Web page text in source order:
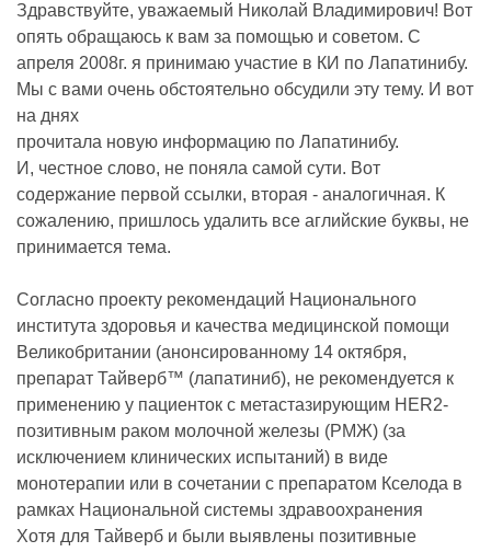
Здравствуйте, уважаемый Николай Владимирович! Вот
опять обращаюсь к вам за помощью и советом. С
апреля 2008г. я принимаю участие в КИ по Лапатинибу.
Мы с вами очень обстоятельно обсудили эту тему. И вот
на днях
прочитала новую информацию по Лапатинибу.
И, честное слово, не поняла самой сути. Вот
содержание первой ссылки, вторая - аналогичная. К
сожалению, пришлось удалить все аглийские буквы, не
принимается тема.
Согласно проекту рекомендаций Национального
института здоровья и качества медицинской помощи
Великобритании (анонсированному 14 октября,
препарат Тайверб™ (лапатиниб), не рекомендуется к
применению у пациенток с метастазирующим HER2-
позитивным раком молочной железы (РМЖ) (за
исключением клинических испытаний) в виде
монотерапии или в сочетании с препаратом Кселода в
рамках Национальной системы здравоохранения
Хотя для Тайверб и были выявлены позитивные